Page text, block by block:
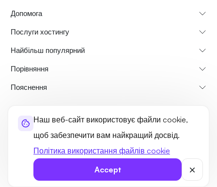
Наш веб-сайт використовує файли cookie,
щоб забезпечити вам найкращий досвід.
Політика використання файлів cookie
Accept
Допомога
Послуги хостингу
Найбільш популярний
Порівняння
Пояснення
Про насПолітика скасування та повернення коштів
Правила та умови
Карта сайту
©2026 UltaHost - Усі права захищено